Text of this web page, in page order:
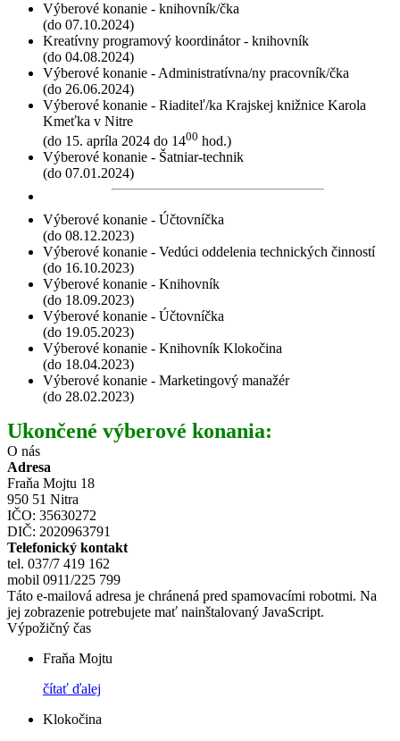
Výberové konanie - knihovník/čka
(do 07.10.2024)
Kreatívny programový koordinátor - knihovník
(do 04.08.2024)
Výberové konanie - Administratívna/ny pracovník/čka
(do 26.06.2024)
Výberové konanie - Riaditeľ/ka Krajskej knižnice Karola
Kmeťka v Nitre
(do 15. apríla 2024 do 1400 hod.)
Výberové konanie - Šatniar-technik
(do 07.01.2024)
Výberové konanie - Účtovníčka
(do 08.12.2023)
Výberové konanie - Vedúci oddelenia technických činností
(do 16.10.2023)
Výberové konanie - Knihovník
(do 18.09.2023)
Výberové konanie - Účtovníčka
(do 19.05.2023)
Výberové konanie - Knihovník Klokočina
(do 18.04.2023)
Výberové konanie - Marketingový manažér
(do 28.02.2023)
Ukončené výberové konania:
O nás
Adresa
Fraňa Mojtu 18
950 51 Nitra
IČO: 35630272
DIČ: 2020963791
Telefonický kontakt
tel. 037/7 419 162
mobil 0911/225 799
Táto e-mailová adresa je chránená pred spamovacími robotmi. Na
jej zobrazenie potrebujete mať nainštalovaný JavaScript.
Výpožičný čas
Fraňa Mojtu
čítať ďalej
Klokočina